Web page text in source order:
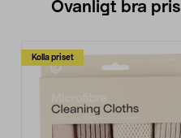
Ovanligt bra
Kolla priset